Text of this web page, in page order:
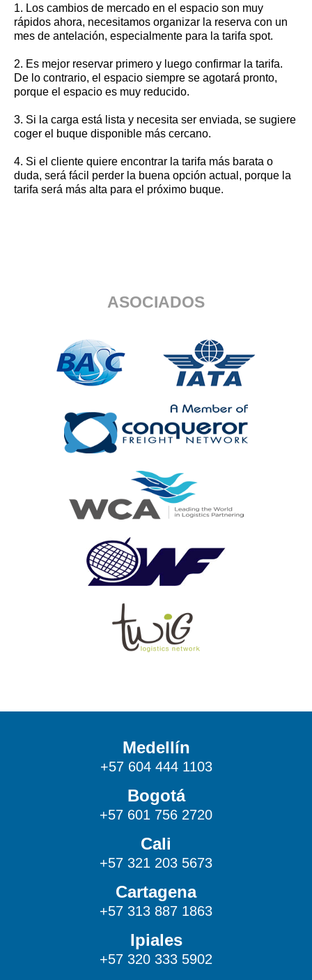
1. Los cambios de mercado en el espacio son muy
rápidos ahora, necesitamos organizar la reserva con un
mes de antelación, especialmente para la tarifa spot.
2. Es mejor reservar primero y luego confirmar la tarifa.
De lo contrario, el espacio siempre se agotará pronto,
porque el espacio es muy reducido.
3. Si la carga está lista y necesita ser enviada, se sugiere
coger el buque disponible más cercano.
4. Si el cliente quiere encontrar la tarifa más barata o
duda, será fácil perder la buena opción actual, porque la
tarifa será más alta para el próximo buque.
ASOCIADOS
Medellín
+57 604 444 1103
Bogotá
+57 601 756 2720
Cali
+57 321 203 5673
Cartagena
+57 313 887 1863
Ipiales
+57 320 333 5902